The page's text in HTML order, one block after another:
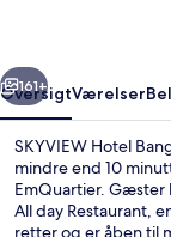
Næste
161+
OversigtVærelser
SKYVIEW Hotel
mindre end 10
EmQuartier. Gæster
All day Restaurant,
retter og er åben til